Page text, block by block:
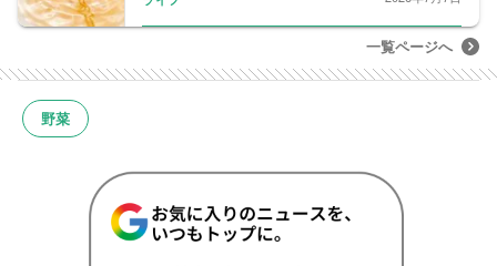
一覧ページへ
野菜